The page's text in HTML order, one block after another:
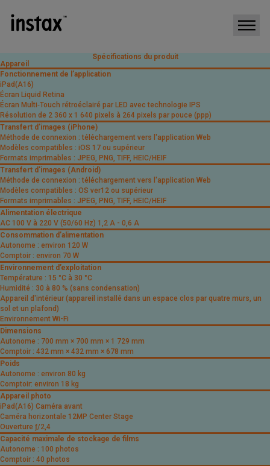
Spécifications du produit
Appareil
Fonctionnement de l’application
iPad(A16)
Écran Liquid Retina
Écran Multi‑Touch rétroéclairé par LED avec technologie IPS
Résolution de 2 360 x 1 640 pixels à 264 pixels par pouce (ppp)
Transfert d'images (iPhone)
Méthode de connexion : téléchargement vers l'application Web
Modèles compatibles : iOS 17 ou supérieur
Formats imprimables : JPEG, PNG, TIFF, HEIC/HEIF
Transfert d'images (Android)
Méthode de connexion : téléchargement vers l'application Web
Modèles compatibles : OS ver12 ou supérieur
Formats imprimables : JPEG, PNG, TIFF, HEIC/HEIF
Alimentation électrique
AC 100 V à 220 V (50/60 Hz) 1,2 A - 0,6 A
Consommation d’alimentation
Autonome : environ 120 W
Comptoir : environ 70 W
Environnement d’exploitation
Température : 15 °C à 30 °C
Humidité : 30 à 80 % (sans condensation)
Appareil d'intérieur (appareil installé dans un espace clos par quatre murs, un
sol et un plafond)
Environnement Wi-Fi
Dimensions
Autonome : 700 mm × 700 mm × 1 729 mm
Comptoir : 432 mm × 432 mm × 678 mm
Poids
Autonome : environ 80 kg
Comptoir: environ 18 kg
Appareil photo
iPad(A16) Caméra avant
Caméra horizontale 12MP Center Stage
Ouverture ƒ/2,4
Capacité maximale de stockage de films
Autonome : 100 photos
Comptoir : 40 photos